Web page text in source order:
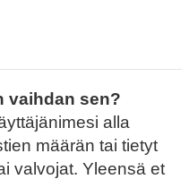
vaihdan sen?
alla
määrän tai tietyt
valvojat. Yleensä et